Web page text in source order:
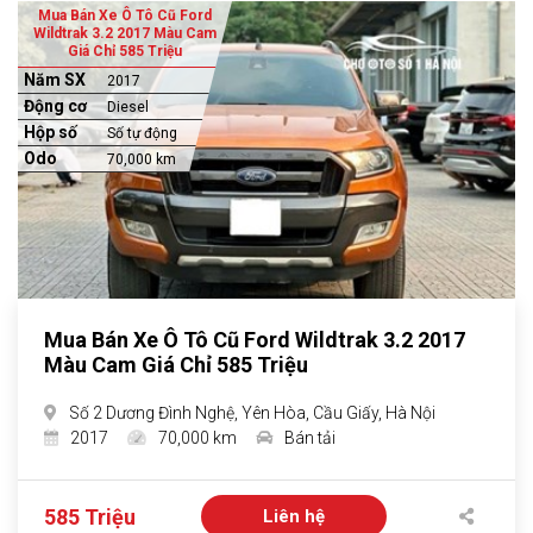
Mua Bán Xe Ô Tô Cũ Ford
Wildtrak 3.2 2017 Màu Cam
Giá Chỉ 585 Triệu
Năm SX 2017
Động cơ Diesel
Hộp số Số tự động
Odo 70,000 km
Mua Bán Xe Ô Tô Cũ Ford Wildtrak 3.2 2017
Màu Cam Giá Chỉ 585 Triệu
Số 2 Dương Đình Nghệ, Yên Hòa, Cầu Giấy, Hà Nội
2017
70,000 km Bán tải
585 Triệu Liên hệ